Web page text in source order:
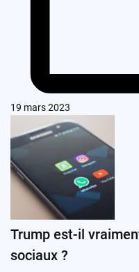
19 mars 2023
Trump est-il
sociaux ?